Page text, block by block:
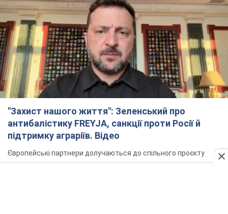
"Захист нашого життя": Зеленський про
антибалістику FREYJA, санкції проти Росії й
підтримку аграріїв. Відео
Європейські партнери долучаються до спільного проєкту